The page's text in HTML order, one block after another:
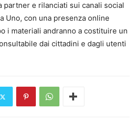
partner e rilanciati sui canali social
Uno, con una presenza online
i materiali andranno a costituire un
dai cittadini e dagli utenti